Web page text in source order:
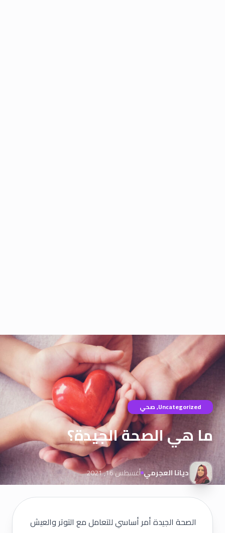
Uncategorized
,صحي
ما هي الصحة الجيدة؟
ديانا العجرمي أغسطس 16, 2021
الصحة الجيدة أمر أساسي للتعامل مع التوتر والعيش